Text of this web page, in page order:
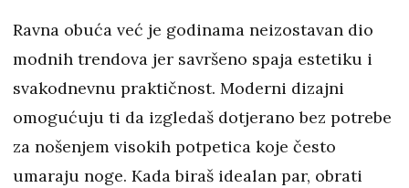
Ravna obuća već je godinama neizostavan dio
modnih trendova jer savršeno spaja estetiku i
svakodnevnu praktičnost. Moderni dizajni
omogućuju ti da izgledaš dotjerano bez potrebe
za nošenjem visokih potpetica koje često
umaraju noge. Kada biraš idealan par, obrati